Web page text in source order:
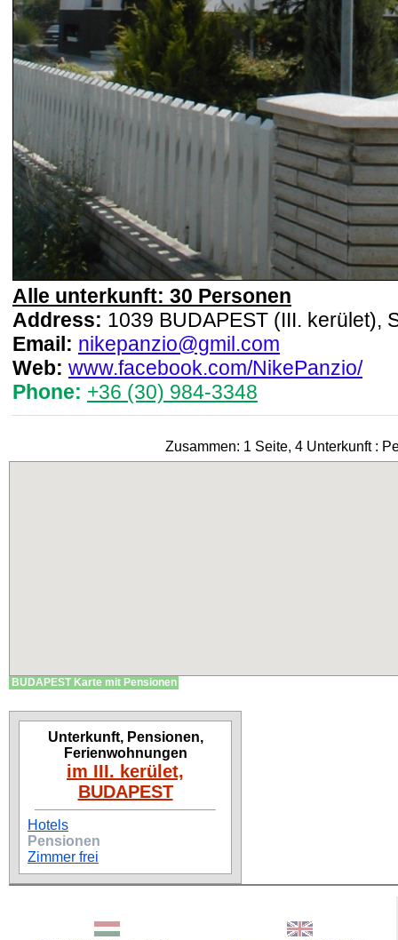
Alle unterkunft: 30 Personen
Address: 1039 BUDAPEST (III. kerület),
Email: nikepanzio@gmil.com
Web: www.facebook.com/NikePanzio/
Phone: +36 (30) 984-3348
Zusammen: 1 Seite, 4 Unterkunft :
BUDAPEST Karte mit Pensionen
Unterkunft, Pensionen,
Ferienwohnungen
im III. kerület,
BUDAPEST
Hotels
Pensionen
Zimmer frei